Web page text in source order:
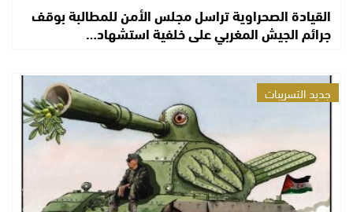
القيادة الصحراوية تراسل مجلس الأمن للمطالبة بوقف
جرائم الجيش المغربي على خلفية استشهاد…
جديد التسريبات